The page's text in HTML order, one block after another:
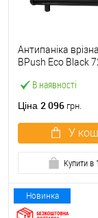
В наявності
Антипаніка
BPush Eco Black
Ціна 2 096 грн.
У
Купити в
Новинка